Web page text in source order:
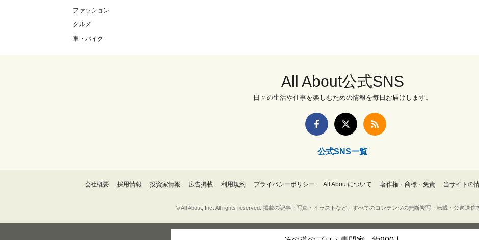
ファッション
グルメ
車・バイク
All About公式SNS
日々の生活や仕事を楽しむための情報を毎日お届けします。
公式SNS一覧
会社概要 採用情報 投資家情報 広告掲載 利用規約 プライバシーポリシー All Aboutについて 著作権・商標・免責 当サイトの
© All About, Inc. All rights reserved. 掲載の記事・写真・イラストなど、すべてのコンテンツの無断複写・転載・公衆送信